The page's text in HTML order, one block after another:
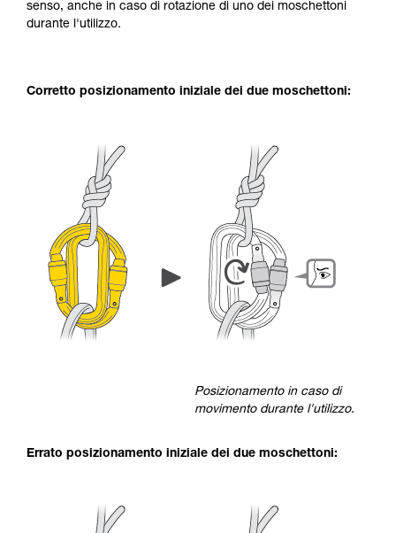
senso, anche in caso di rotazione di uno dei moschettoni
durante l'utilizzo.
Corretto posizionamento iniziale dei due moschettoni:
Posizionamento in caso di
movimento durante l'utilizzo.
Errato posizionamento iniziale dei due moschettoni: